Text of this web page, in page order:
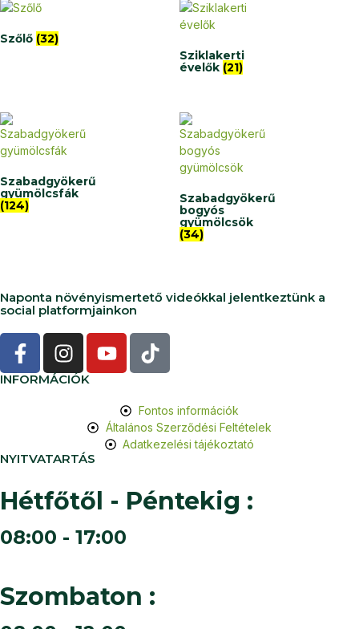
Szőlő (32)
Sziklakerti
évelők (21)
Szabadgyökerű
gyümölcsfák
(124)
Szabadgyökerű
bogyós
gyümölcsök
(34)
Naponta növényismertető videókkal jelentkeztünk a
social platformjainkon
INFORMÁCIÓK
Fontos információk
Általános Szerződési Feltételek
Adatkezelési tájékoztató
NYITVATARTÁS
Hétfőtől - Péntekig :
08:00 - 17:00
Szombaton :